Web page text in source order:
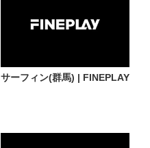
サーフィン(群馬) | FINEPLAY